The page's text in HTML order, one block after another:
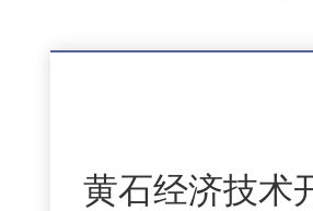
黄石经济技术